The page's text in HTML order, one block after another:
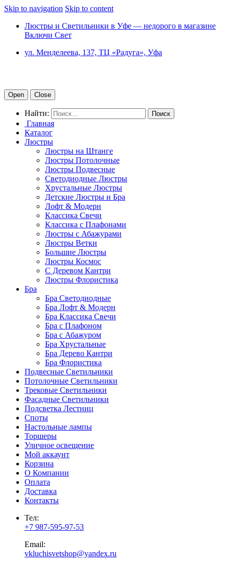
Skip to navigation Skip to content
Люстры и Светильники в Уфе — недорого в магазине
Включи Свет
ул. Менделеева, 137, ТЦ «Радуга», Уфа
Open Close
Найти:
Главная
Каталог
Люстры
Люстры на Штанге
Люстры Потолочные
Люстры Подвесные
Светодиодные Люстры
Хрустальные Люстры
Детские Люстры и Бра
Лофт & Модерн
Классика Свечи
Классика с Плафонами
Люстры с Абажурами
Люстры Ветки
Большие Люстры
Люстры Космос
С Деревом Кантри
Люстры Флористика
Бра
Бра Светодиодные
Бра Лофт & Модерн
Бра Классика Свечи
Бра с Плафоном
Бра с Абажуром
Бра Хрустальные
Бра Дерево Кантри
Бра Флористика
Подвесные Светильники
Потолочные Светильники
Трековые Светильники
Фасадные Светильники
Подсветка Лестниц
Споты
Настольные лампы
Торшеры
Уличное освещение
Мой аккаунт
Корзина
О Компании
Оплата
Доставка
Контакты
Тел:
+7 987-595-97-53
Email:
vkluchisvetshop@yandex.ru